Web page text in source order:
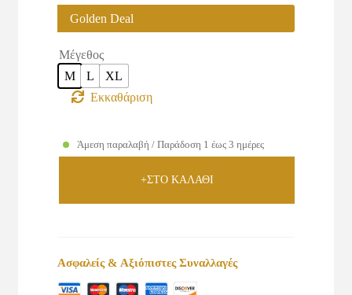
€25.30.
Golden Deal
Μέγεθος
M
L
XL
Εκκαθάριση
Άμεση παραλαβή / Παράδοση 1 έως 3 ημέρες
+ΣΤΟ ΚΑΛΑΘΙ
Ασφαλείς & Αξιόπιστες Συναλλαγές